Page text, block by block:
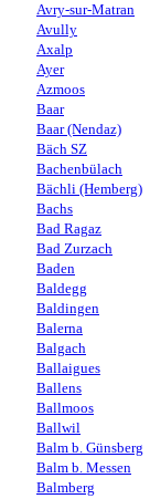
Avry-sur-Matran
Avully
Axalp
Ayer
Azmoos
Baar
Baar (Nendaz)
Bäch SZ
Bachenbülach
Bächli (Hemberg)
Bachs
Bad Ragaz
Bad Zurzach
Baden
Baldegg
Baldingen
Balerna
Balgach
Ballaigues
Ballens
Ballmoos
Ballwil
Balm b. Günsberg
Balm b. Messen
Balmberg